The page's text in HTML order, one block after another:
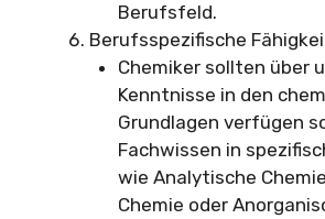
Berufsfeld.
Berufsspezifische
Chemiker sollten über
Kenntnisse in den
Grundlagen verfügen
Fachwissen in
wie Analytische
Chemie oder